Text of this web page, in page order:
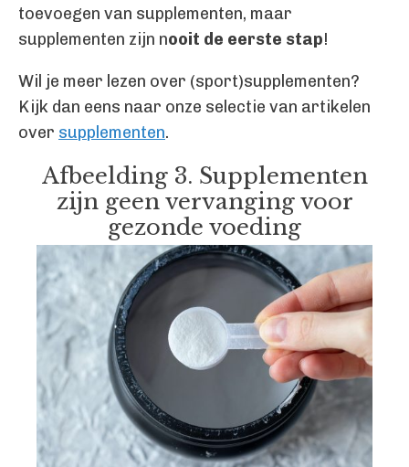
toevoegen van supplementen, maar
supplementen zijn nooit de eerste stap!
Wil je meer lezen over (sport)supplementen?
Kijk dan eens naar onze selectie van artikelen
over supplementen.
Afbeelding 3. Supplementen
zijn geen vervanging voor
gezonde voeding